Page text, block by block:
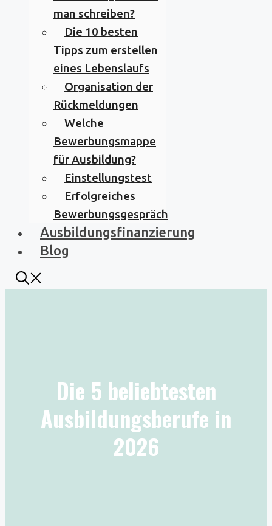
man schreiben?
Die 10 besten
Tipps zum erstellen
eines Lebenslaufs
Organisation der
Rückmeldungen
Welche
Bewerbungsmappe
für Ausbildung?
Einstellungstest
Erfolgreiches
Bewerbungsgespräch
Ausbildungsfinanzierung
Blog
Die 5 beliebtesten
Ausbildungsberufe in
2026